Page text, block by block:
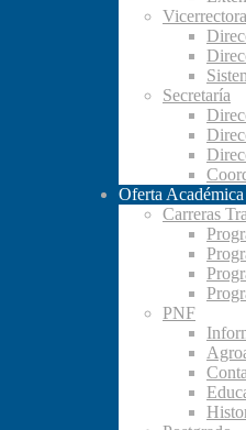
Secretaría
Oferta Académica
Carreras
PNF